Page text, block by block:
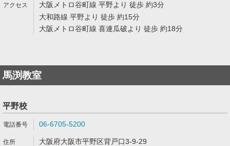
大阪メトロ谷町線 平野より 徒歩 約3分
大和路線 平野より 徒歩 約15分
大阪メトロ谷町線 喜連瓜破より 徒歩 約18分
馬渕教室
平野校
06-6705-5200
大阪府大阪市平野区背戸口3-9-29